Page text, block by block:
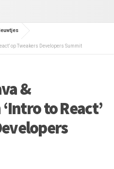
op Tweakers Developers Summit
&
to React’